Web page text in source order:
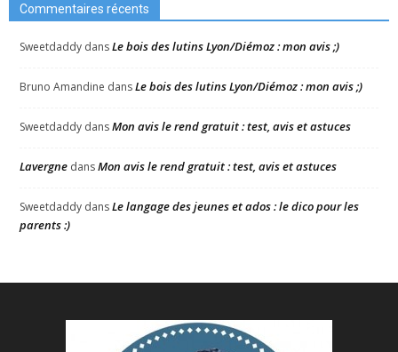
Commentaires récents
Sweetdaddy dansLe bois des lutins Lyon/Diémoz : mon avis ;)
Bruno Amandine dansLe bois des lutins Lyon/Diémoz : mon avis ;)
Sweetdaddy dansMon avis le rend gratuit : test, avis et astuces
Lavergne dansMon avis le rend gratuit : test, avis et astuces
Sweetdaddy dansLe langage des jeunes et ados : le dico pour les
parents :)